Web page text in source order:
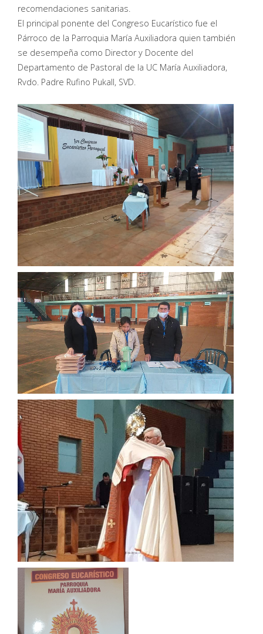
recomendaciones sanitarias.
El principal ponente del Congreso Eucarístico fue el
Párroco de la Parroquia María Auxiliadora quien también
se desempeña como Director y Docente del
Departamento de Pastoral de la UC María Auxiliadora,
Rvdo. Padre Rufino Pukall, SVD.